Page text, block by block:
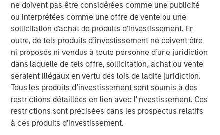
ne doivent pas être considérées comme une publicité
ou interprétées comme une offre de vente ou une
sollicitation d'achat de produits d'investissement. En
outre, de tels produits d’investissement ne doivent être
ni proposés ni vendus à toute personne d’une juridiction
dans laquelle de tels offre, sollicitation, achat ou vente
seraient illégaux en vertu des lois de ladite juridiction.
Tous les produits d’investissement sont soumis à des
restrictions détaillées en lien avec l'investissement. Ces
restrictions sont précisées dans les prospectus relatifs
à ces produits d'investissement.
CDEI is one of six Calvert-branded ETFs available on the
MSIM ETF platform, which launched in 2023. Additional
offerings include one Parametric-branded alternative
income strategy, one Parametric-branded hedged equity
strategy, and seven Eaton Vance-branded fixed income
strategies for which MSIM serves as investment adviser.
Morgan Stanley is a longtime supporter of ANY, a national
501(c)(3) non-profit organization that fights for economic
mobility for ambitious, first-generation college students.
In addition, ANY is a strategic community partner in the